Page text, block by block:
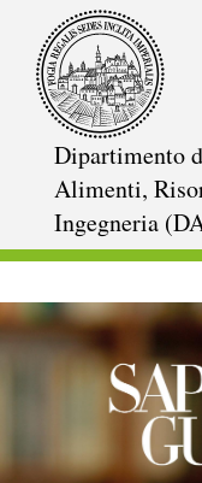
Dipartimento
Alimenti,
Ingegneria